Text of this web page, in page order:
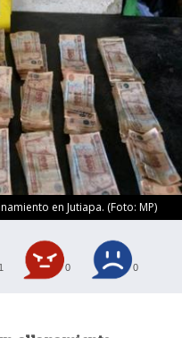
en Jutiapa. (Foto: MP)
1 0 0